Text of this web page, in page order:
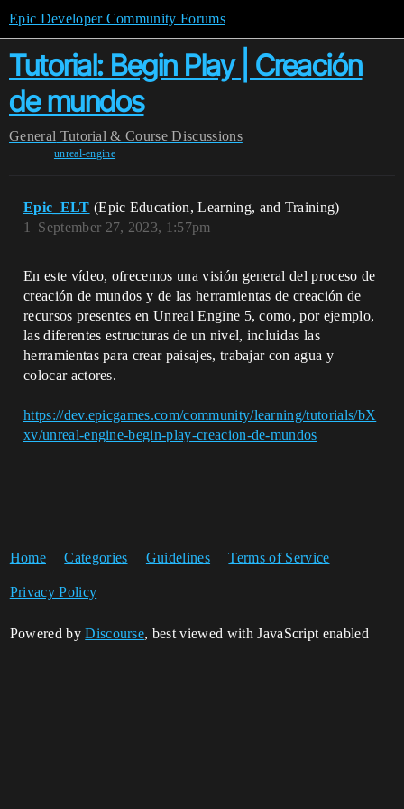
Epic Developer Community Forums
Tutorial: Begin Play | Creación
de mundos
General Tutorial & Course Discussions
unreal-engine
Epic_ELT (Epic Education, Learning, and Training)
September 27, 2023, 1:57pm
1
En este vídeo, ofrecemos una visión general del proceso de
creación de mundos y de las herramientas de creación de
recursos presentes en Unreal Engine 5, como, por ejemplo,
las diferentes estructuras de un nivel, incluidas las
herramientas para crear paisajes, trabajar con agua y
colocar actores.
https://dev.epicgames.com/community/learning/tutorials/bX
xv/unreal-engine-begin-play-creacion-de-mundos
Home Categories Guidelines Terms of Service
Privacy Policy
Powered byDiscourse, best viewed with JavaScript enabled